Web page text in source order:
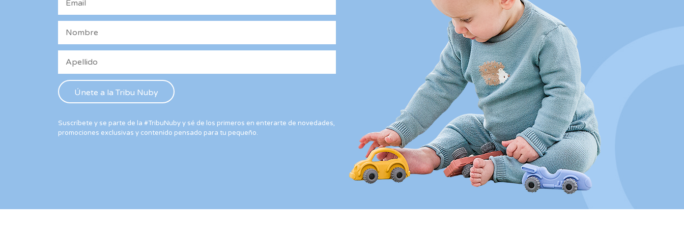
Suscríbete y se parte de la #TribuNuby y sé de los primeros en enterarte de novedades,
promociones exclusivas y contenido pensado para tu pequeño.